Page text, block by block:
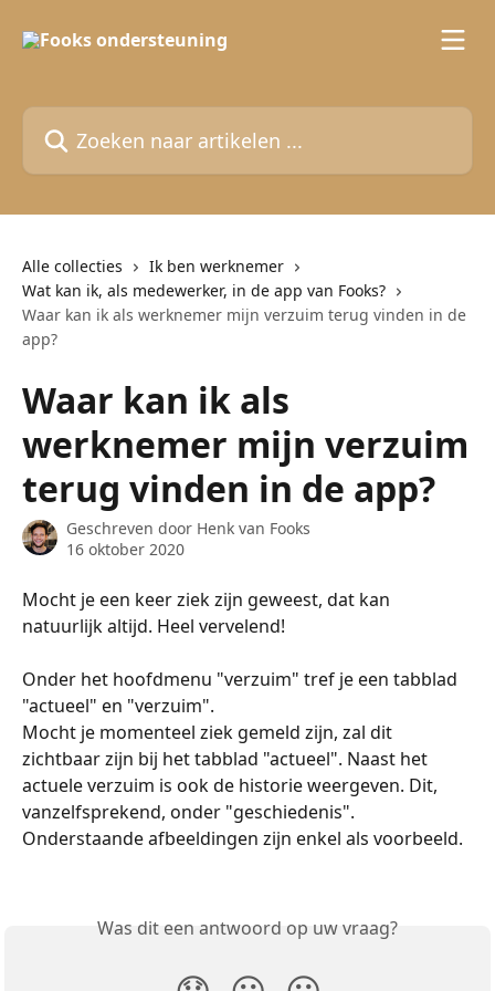
Zoeken naar artikelen ...
Alle collecties
Ik ben werknemer
Wat kan ik, als medewerker, in de app van Fooks?
Waar kan ik als werknemer mijn verzuim terug vinden in de
app?
Waar kan ik als
werknemer mijn verzuim
terug vinden in de app?
Geschreven door Henk van Fooks
16 oktober 2020
Mocht je een keer ziek zijn geweest, dat kan
natuurlijk altijd. Heel vervelend!
Onder het hoofdmenu "verzuim" tref je een tabblad
"actueel" en "verzuim".
Mocht je momenteel ziek gemeld zijn, zal dit
zichtbaar zijn bij het tabblad "actueel". Naast het
actuele verzuim is ook de historie weergeven. Dit,
vanzelfsprekend, onder "geschiedenis".
Onderstaande afbeeldingen zijn enkel als voorbeeld.
Was dit een antwoord op uw vraag?